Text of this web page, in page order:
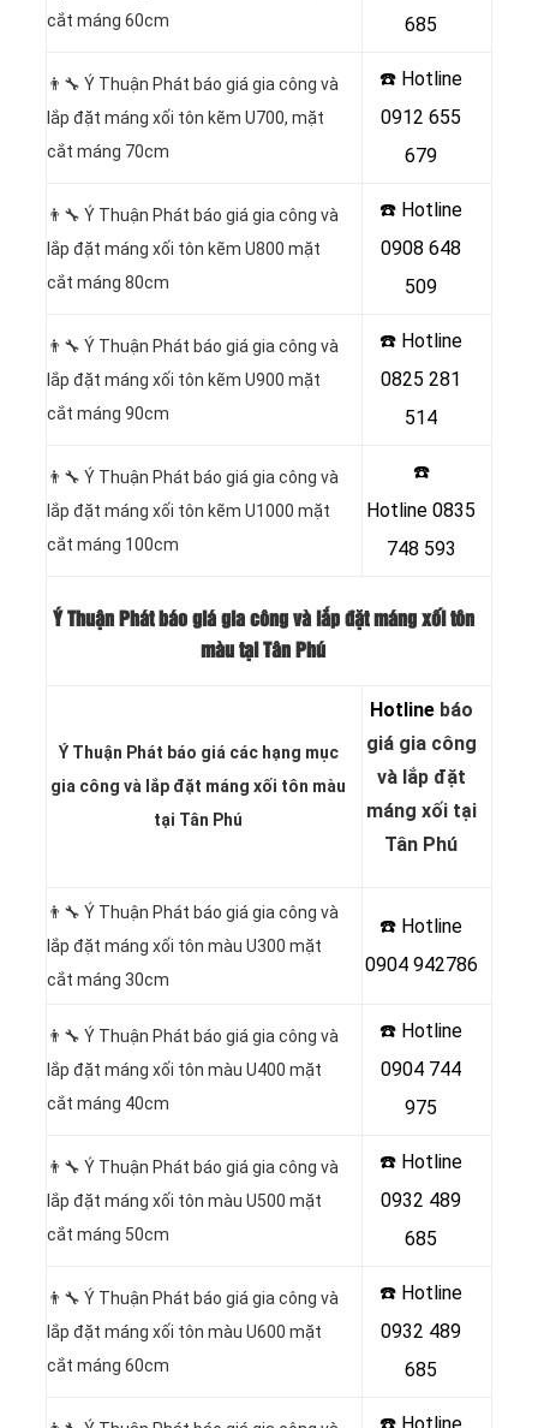
cắt máng 60cm
685
👨‍🔧 Ý Thuận Phát báo giá gia công và
lắp đặt máng xối tôn kẽm U700, mặt
cắt máng 70cm
☎️ Hotline
0912 655
679
👨‍🔧 Ý Thuận Phát báo giá gia công và
lắp đặt máng xối tôn kẽm U800 mặt
cắt máng 80cm
☎️ Hotline
0908 648
509
👨‍🔧 Ý Thuận Phát báo giá gia công và
lắp đặt máng xối tôn kẽm U900 mặt
cắt máng 90cm
☎️ Hotline
0825 281
514
👨‍🔧 Ý Thuận Phát báo giá gia công và
lắp đặt máng xối tôn kẽm U1000 mặt
cắt máng 100cm
☎️
Hotline 0835
748 593
Ý Thuận Phát báo giá gia công và lắp đặt máng xối tôn
màu tại Tân Phú
Ý Thuận Phát báo giá các hạng mục
gia công và lắp đặt máng xối tôn màu
tại Tân Phú
Hotlinebáo
giá gia công
và lắp đặt
máng xối tại
Tân Phú
👨‍🔧 Ý Thuận Phát báo giá gia công và
lắp đặt máng xối tôn màu U300 mặt
cắt máng 30cm
☎️ Hotline
0904 942786
👨‍🔧 Ý Thuận Phát báo giá gia công và
lắp đặt máng xối tôn màu U400 mặt
cắt máng 40cm
☎️ Hotline
0904 744
975
👨‍🔧 Ý Thuận Phát báo giá gia công và
lắp đặt máng xối tôn màu U500 mặt
cắt máng 50cm
☎️ Hotline
0932 489
685
👨‍🔧 Ý Thuận Phát báo giá gia công và
lắp đặt máng xối tôn màu U600 mặt
cắt máng 60cm
☎️ Hotline
0932 489
685